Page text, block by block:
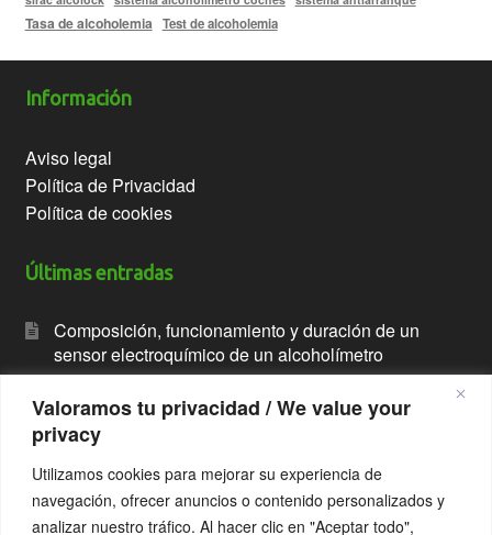
Valoramos tu privacidad / We value your
privacy
Utilizamos cookies para mejorar su experiencia de
navegación, ofrecer anuncios o contenido personalizados y
analizar nuestro tráfico. Al hacer clic en "Aceptar todo",
Tasa de alcoholemia Test de alcoholemia
Información
Aviso legal
Política de Privacidad
Política de cookies
Últimas entradas
Composición, funcionamiento y duración de un
sensor electroquímico de un alcoholímetro
Alcoholímetro con impresora
Breathalyzer with printer
Alcoholímetro antiarranque. Alcolock
ALCOLOCK interlock breathalyzer